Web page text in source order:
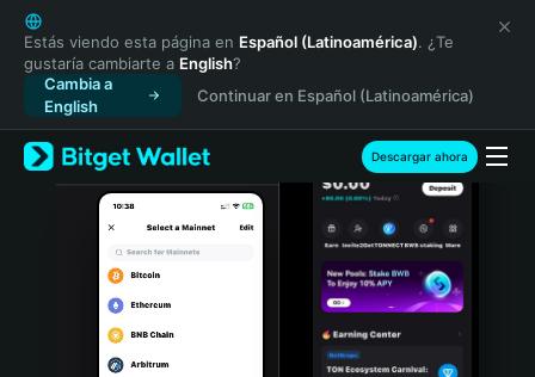
English
日本語
Tiếng Việt
Русский
Español (Latinoamérica)
Türkçe
Italiano
Português (Portugal)
Bahasa Indonesia
Estás viendo esta página en Español (Latinoamérica). ¿Te
gustaría cambiarte a English?
Cambia a
English
Continuar en Español (Latinoamérica)
Descargar ahora